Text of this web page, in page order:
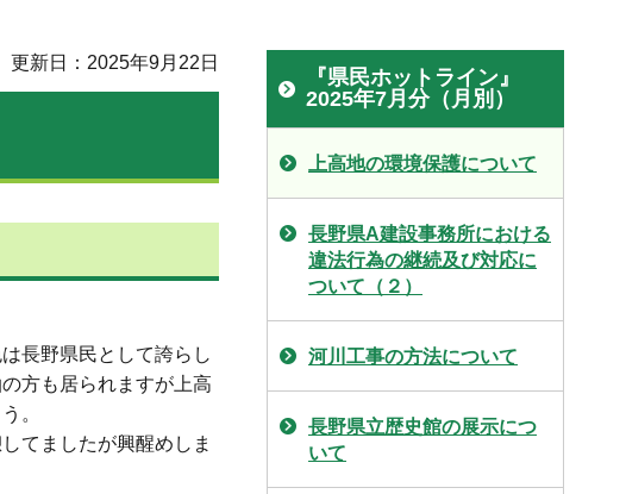
更新日：2025年9月22日
長野県民として誇らし
方も居られますが上高
。
てましたが興醒めしま
『県民ホットライン』
2025年7月分（月別）
上高地の環境保護について
長野県A建設事務所における
違法行為の継続及び対応に
ついて（２）
河川工事の方法について
長野県立歴史館の展示につ
いて